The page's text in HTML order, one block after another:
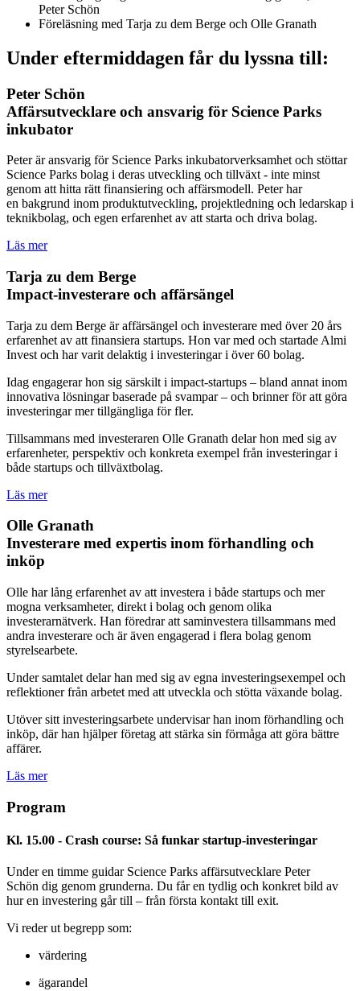
Peter Schön
Föreläsning med Tarja zu dem Berge och Olle Granath
Under eftermiddagen får du lyssna till:
Peter Schön
Affärsutvecklare och ansvarig för Science Parks
inkubator
Peter är ansvarig för Science Parks inkubatorverksamhet och stöttar
Science Parks bolag i deras utveckling och tillväxt - inte minst
genom att hitta rätt finansiering och affärsmodell. Peter har
en bakgrund inom produktutveckling, projektledning och ledarskap i
teknikbolag, och egen erfarenhet av att starta och driva bolag.
Läs mer
Tarja zu dem Berge
Impact-investerare och affärsängel
Tarja zu dem Berge är affärsängel och investerare med över 20 års
erfarenhet av att finansiera startups. Hon var med och startade Almi
Invest och har varit delaktig i investeringar i över 60 bolag.
Idag engagerar hon sig särskilt i impact-startups – bland annat inom
innovativa lösningar baserade på svampar – och brinner för att göra
investeringar mer tillgängliga för fler.
Tillsammans med investeraren Olle Granath delar hon med sig av
erfarenheter, perspektiv och konkreta exempel från investeringar i
både startups och tillväxtbolag.
Läs mer
Olle Granath
Investerare med expertis inom förhandling och
inköp
Olle har lång erfarenhet av att investera i både startups och mer
mogna verksamheter, direkt i bolag och genom olika
investerarnätverk. Han föredrar att saminvestera tillsammans med
andra investerare och är även engagerad i flera bolag genom
styrelsearbete.
Under samtalet delar han med sig av egna investeringsexempel och
reflektioner från arbetet med att utveckla och stötta växande bolag.
Utöver sitt investeringsarbete undervisar han inom förhandling och
inköp, där han hjälper företag att stärka sin förmåga att göra bättre
affärer.
Läs mer
Program
Kl. 15.00 - Crash course: Så funkar startup-investeringar
Under en timme guidar Science Parks affärsutvecklare Peter
Schön dig genom grunderna. Du får en tydlig och konkret bild av
hur en investering går till – från första kontakt till exit.
Vi reder ut begrepp som:
värdering
ägarandel